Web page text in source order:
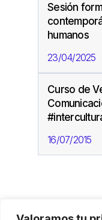
Sesión
humanos
23/04/2025
Curso de
16/07/2015